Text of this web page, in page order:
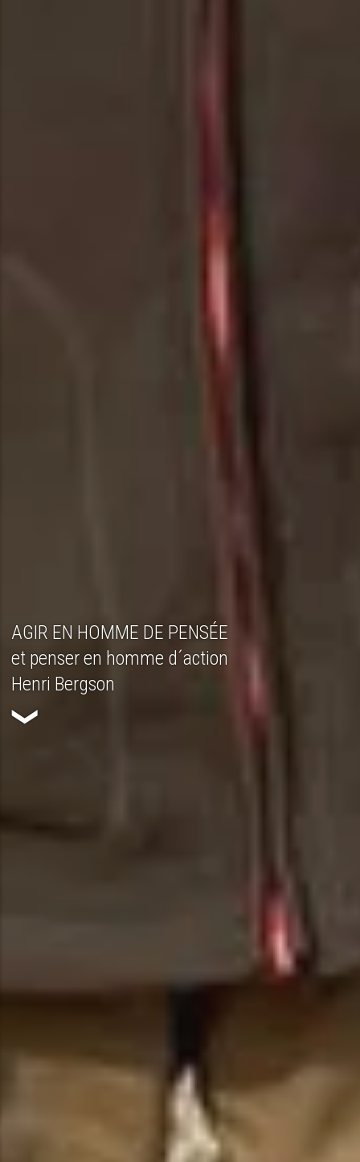
AGIR EN HOMME DE PENSÉE
et penser en homme d´action
Henri Bergson
❮
AGIR EN HOMME DE PENSÉE
et penser en homme d´action
Henri Bergson
❮